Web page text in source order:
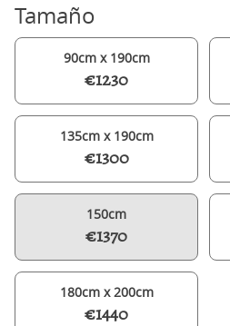
Tamaño
90cm x 190cm
€1230
135cm x 190cm
€1300
150cm
€1370
180cm x 200cm
€1440